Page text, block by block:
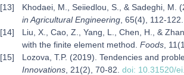
Khodaei, M., Seiiedlou, S., & Sadeghi, M.
in Agricultural Engineering , 65(4), 112-122.
Liu, X., Cao, Z., Yang, L., Chen, H., &
with the finite element method. Foods ,
Lozova, T.P. (2019). Tendencies and
Innovations , 21(2), 70-82. doi: 10.31520/